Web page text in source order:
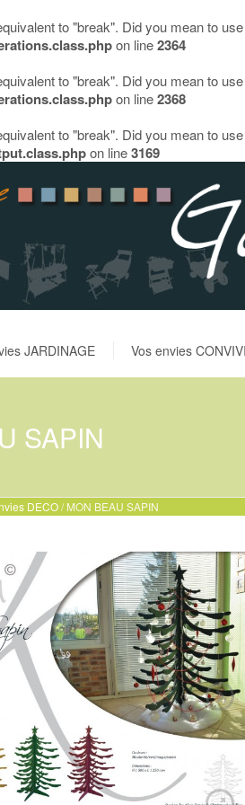
to "break". Did you mean to
on line2364
to "break". Did you mean to
on line2368
to "break". Did you mean to
on line3169
JARDINAGE Vos envies
SAPIN
DECO/ MON BEAU SAPIN